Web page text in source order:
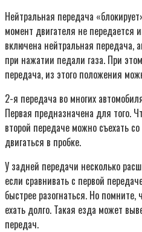
Нейтральная передача
момент двигателя не передается
включена нейтральная передача,
при нажатии педали газа. При
передача, из этого положения
2-я передача во многих
Первая предназначена для того.
второй передаче можно съехать
двигаться в пробке.
У задней передачи несколько
если сравнивать с первой
быстрее разогнаться. Но
ехать долго. Такая езда может
передач.